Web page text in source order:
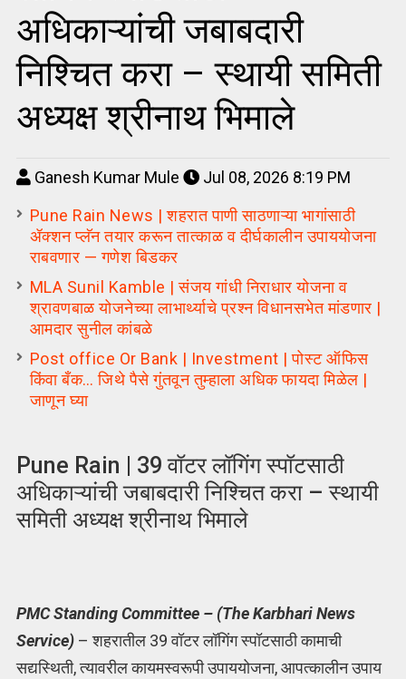
अधिकाऱ्यांची जबाबदारी
निश्चित करा – स्थायी समिती
अध्यक्ष श्रीनाथ भिमाले
Ganesh Kumar Mule
Jul 08, 2026 8:19 PM
Pune Rain News | शहरात पाणी साठणाऱ्या भागांसाठी
ॲक्शन प्लॅन तयार करून तात्काळ व दीर्घकालीन उपाययोजना
राबवणार — गणेश बिडकर
MLA Sunil Kamble | संजय गांधी निराधार योजना व
श्रावणबाळ योजनेच्या लाभार्थ्याचे प्रश्न विधानसभेत मांडणार |
आमदार सुनील कांबळे
Post office Or Bank | Investment | पोस्ट ऑफिस
किंवा बँक… जिथे पैसे गुंतवून तुम्हाला अधिक फायदा मिळेल |
जाणून घ्या
Pune Rain | 39 वॉटर लॉगिंग स्पॉटसाठी
अधिकाऱ्यांची जबाबदारी निश्चित करा – स्थायी
समिती अध्यक्ष श्रीनाथ भिमाले
PMC Standing Committee – (The Karbhari News
Service)– शहरातील 39 वॉटर लॉगिंग स्पॉटसाठी कामाची
सद्यस्थिती, त्यावरील कायमस्वरूपी उपाययोजना, आपत्कालीन उपाय